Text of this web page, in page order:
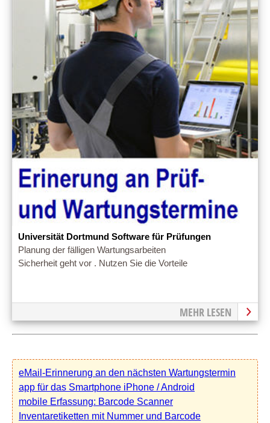
Universität Dortmund Software für Prüfungen
Planung der fälligen Wartungsarbeiten
Sicherheit geht vor . Nutzen Sie die Vorteile
MEHR LESEN
eMail-Erinnerung an den nächsten Wartungstermin
app für das Smartphone iPhone / Android
mobile Erfassung: Barcode Scanner
Inventaretiketten mit Nummer und Barcode